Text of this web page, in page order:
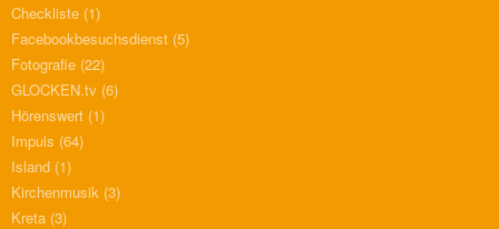
Checkliste (1)
Facebookbesuchsdienst (5)
Fotografie (22)
GLOCKEN.tv (6)
Hörenswert (1)
Impuls (64)
Island (1)
Kirchenmusik (3)
Kreta (3)